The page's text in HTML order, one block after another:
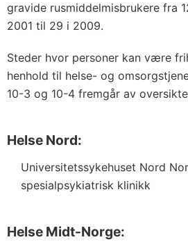
gravide rusmiddelmisbrukere fra
2001 til 29 i 2009.
Steder hvor personer kan være
henhold til helse- og
10-3 og 10-4 fremgår av
Helse Nord:
Universitetssykehuset Nord
spesialpsykiatrisk klinikk
Helse Midt-Norge: